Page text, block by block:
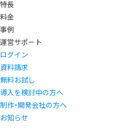
特長
料金
事例
運営サポート
ログイン
資料請求
無料お試し
導入を検討中の方へ
制作・開発会社の方へ
お知らせ